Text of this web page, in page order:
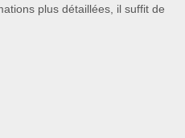
plus détaillées, il suffit de